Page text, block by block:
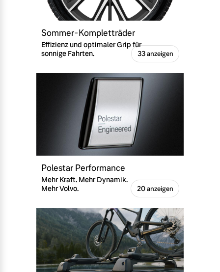
Sommer-Kompletträder
Effizienz und optimaler Grip für
sonnige Fahrten.
33 anzeigen
Polestar Performance
Mehr Kraft. Mehr Dynamik.
Mehr Volvo.
20 anzeigen